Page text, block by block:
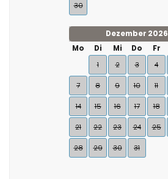
30
Dezember 2026
Mo
Di Mi Do Fr
1
2 3 4
7 8 9 10 11
14 15 16 17 18
21 22 23 24 25
28 29 30 31